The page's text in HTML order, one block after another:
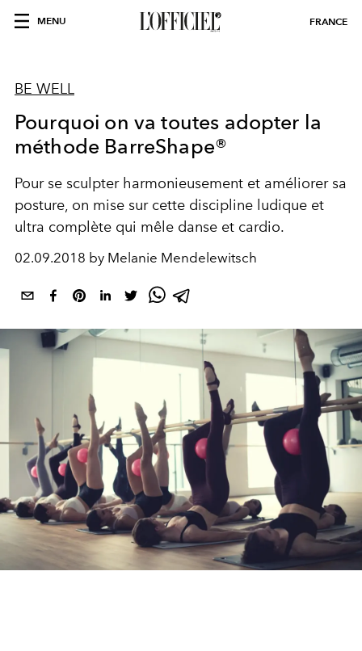
MENU FRANCE
BE WELL
Pourquoi on va toutes adopter la
méthode BarreShape®
Pour se sculpter harmonieusement et améliorer sa
posture, on mise sur cette discipline ludique et
ultra complète qui mêle danse et cardio.
02.09.2018 by Melanie Mendelewitsch